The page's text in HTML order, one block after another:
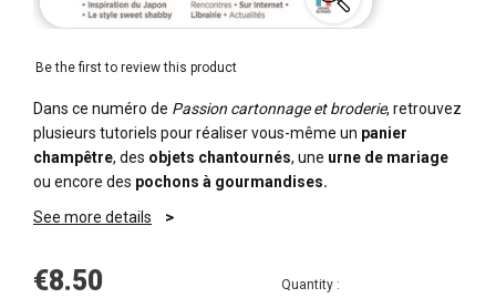
Be the first to review this product
Dans ce numéro de Passion cartonnage et broderie, retrouvez
plusieurs tutoriels pour réaliser vous-même un panier
champêtre, des objets chantournés, une urne de mariage
ou encore des pochons à gourmandises.
See more details
€8.50 Quantity :